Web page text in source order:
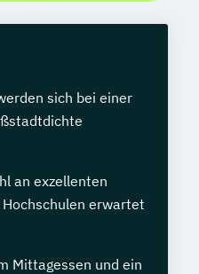
sich bei einer
an exzellenten
erwartet
Mittagessen und ein